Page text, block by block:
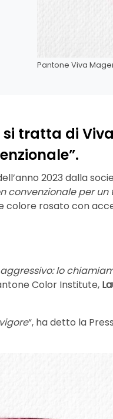
Pantone Viva
si tratta di Viva
2023 dalla
convenzionale per un
colore rosato con
lo
Color Institute,
“, ha detto la